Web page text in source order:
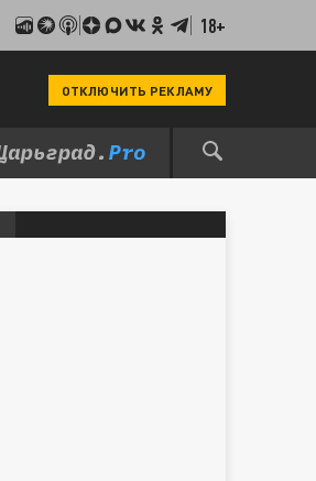
18+
ОТКЛЮЧИТЬ РЕКЛАМУ